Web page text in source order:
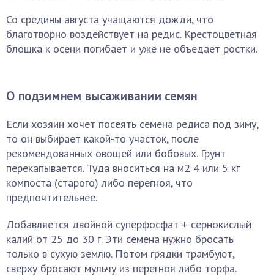
Со средины августа учащаются дожди, что
благотворно воздействует на редис. Крестоцветная
блошка к осени погибает и уже не объедает ростки.
О подзимнем высаживании семян
Если хозяин хочет посеять семена редиса под зиму,
то он выбирает какой-то участок, после
рекомендованных овощей или бобовых. Грунт
перекапывается. Туда вноситься на м2 4 или 5 кг
компоста (старого) либо перегноя, что
предпочтительнее.
Добавляется двойной суперфосфат + сернокислый
калий от 25 до 30 г. Эти семена нужно бросать
только в сухую землю. Потом грядки трамбуют,
сверху бросают мульчу из перегноя либо торфа.